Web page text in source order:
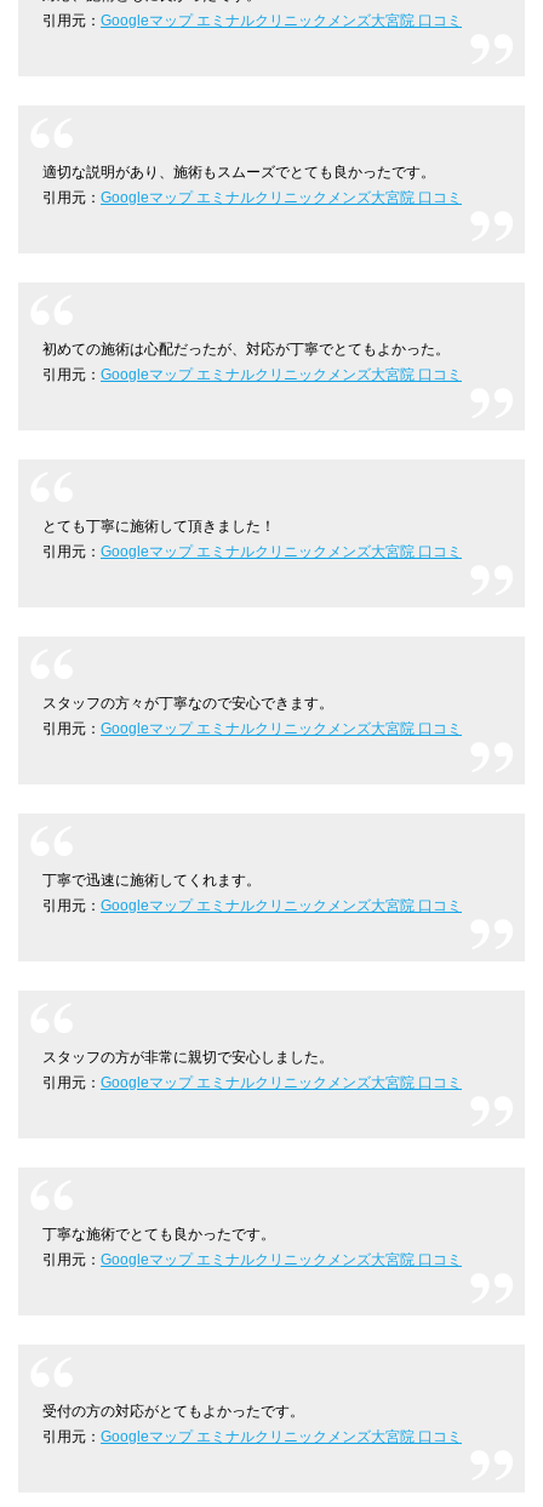
引用元： Googleマップ エミナルクリニックメンズ大宮院 口コミ
適切な説明があり、施術もスムーズでとても良かったです。
引用元： Googleマップ エミナルクリニックメンズ大宮院 口コミ
初めての施術は心配だったが、対応が丁寧でとてもよかった。
引用元： Googleマップ エミナルクリニックメンズ大宮院 口コミ
とても丁寧に施術して頂きました！
引用元： Googleマップ エミナルクリニックメンズ大宮院 口コミ
スタッフの方々が丁寧なので安心できます。
引用元： Googleマップ エミナルクリニックメンズ大宮院 口コミ
丁寧で迅速に施術してくれます。
引用元： Googleマップ エミナルクリニックメンズ大宮院 口コミ
スタッフの方が非常に親切で安心しました。
引用元： Googleマップ エミナルクリニックメンズ大宮院 口コミ
丁寧な施術でとても良かったです。
引用元： Googleマップ エミナルクリニックメンズ大宮院 口コミ
受付の方の対応がとてもよかったです。
引用元： Googleマップ エミナルクリニックメンズ大宮院 口コミ